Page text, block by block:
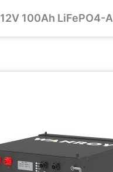
12V 100Ah LiFePO4-